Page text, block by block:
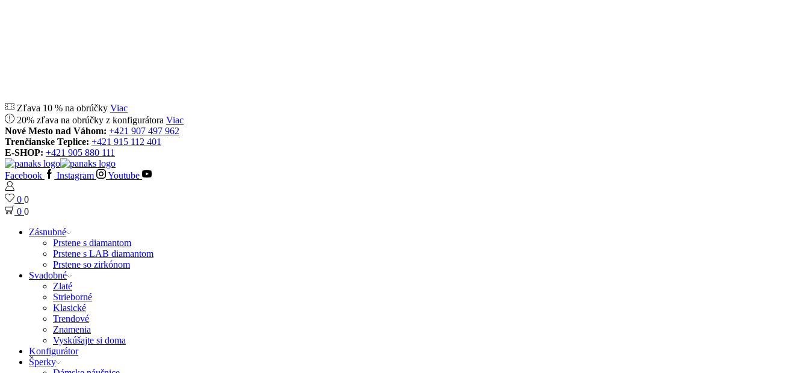
Zľava 10 % na obrúčky Viac
20% zľava na obrúčky z konfigurátora Viac
Nové Mesto nad Váhom: +421 907 497 962
Trenčianske Teplice: +421 915 112 401
E-SHOP: +421 905 880 111
Facebook Instagram Youtube
0 0
0 0
Zásnubné
Prstene s diamantom
Prstene s LAB diamantom
Prstene so zirkónom
Svadobné
Zlaté
Strieborné
Klasické
Trendové
Znamenia
Vyskúšajte si doma
Konfigurátor
Šperky